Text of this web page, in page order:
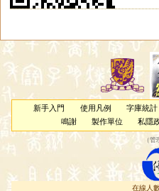
新手入門 使用凡例 字庫統計
鳴謝
製作單位 私隱
（管
在線人